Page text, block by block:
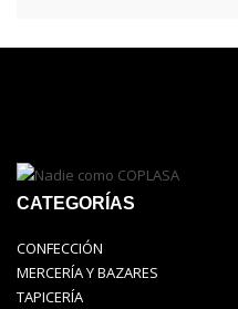
CATEGORÍAS
CONFECCIÓN
MERCERÍA Y BAZARES
TAPICERÍA